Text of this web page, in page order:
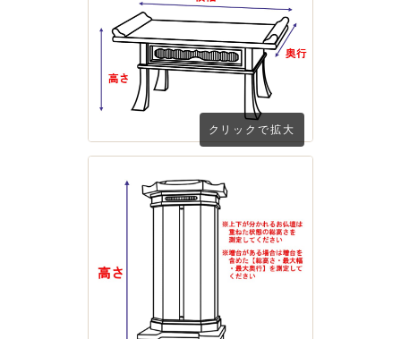
クリックで拡大